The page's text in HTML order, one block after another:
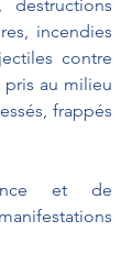
destructions
incendies
contre
pris au milieu
frappés
et de